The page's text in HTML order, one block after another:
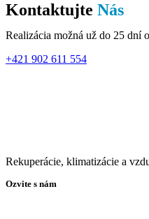
Kontaktujte Nás
Realizácia možná už do 25 dní
+421 902 611 554
Rekuperácie, klimatizácie a
Ozvite s nám